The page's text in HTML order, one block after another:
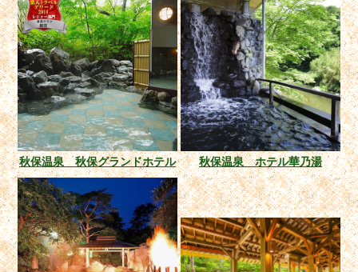
秋保温泉 秋保グランドホテル 秋保温泉 ホテル華乃湯